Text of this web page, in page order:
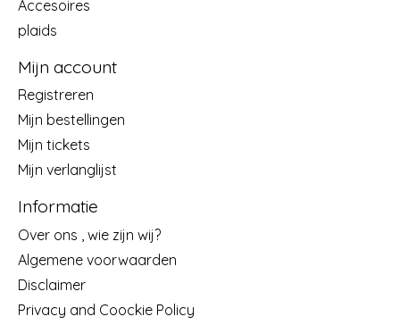
Accesoires
plaids
Mijn account
Registreren
Mijn bestellingen
Mijn tickets
Mijn verlanglijst
Informatie
Over ons , wie zijn wij?
Algemene voorwaarden
Disclaimer
Privacy and Coockie Policy